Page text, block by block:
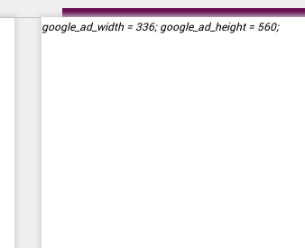
» Visitar tienda
google_ad_width = 336; google_ad_height = 560;